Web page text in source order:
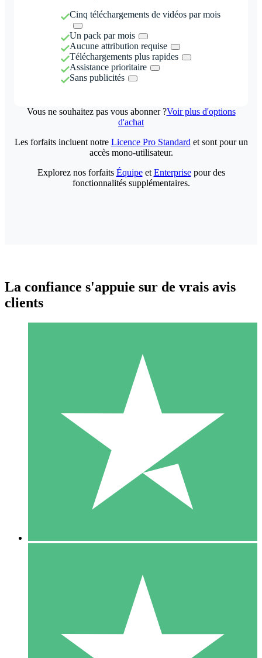
Cinq téléchargements de vidéos par mois
Un pack par mois
Aucune attribution requise
Téléchargements plus rapides
Assistance prioritaire
Sans publicités
Vous ne souhaitez pas vous abonner ?Voir plus d'options
d'achat
Packs de Crédits Individuels
Payez à l'utilisation avec des crédits de téléchargement. Sans
1 Téléchargement
10 00
10 Téléchargements
20 00
Les forfaits incluent notre Licence Pro Standard et sont pour un
accès mono-utilisateur.
Explorez nos forfaits Équipeet Enterprisepour des
fonctionnalités supplémentaires.
La confiance s'appuie sur de vrais avis
clients